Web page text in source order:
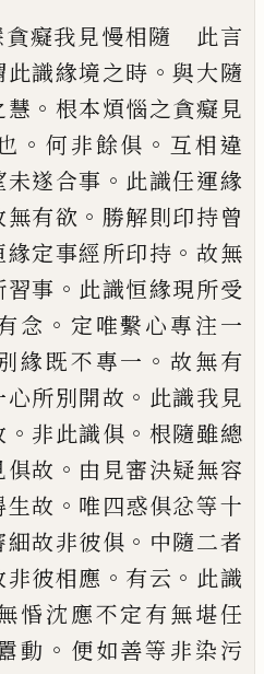
貪癡我見慢相隨 此言
此識緣境之時 。與大隨
慧 。 根本煩惱之貪癡見
。 何非餘俱 。 互相違
未遂合事 。 此識任運緣
無有欲 。 勝解則印持曾
緣定事經所印持 。 故無
習事 。 此識恒緣現所受
念 。 定唯繫心專注一
緣既不專一 。 故無有
心所別開故 。 此識我見
。 非此識俱 。 根隨雖總
俱故 。 由見審決疑無容
生故 。 唯四惑俱忿等十
細故非彼俱 。 中隨二者
非彼相應 。 有云 。 此識
惛沈應不定有無堪任
動 。 便如善等非染污